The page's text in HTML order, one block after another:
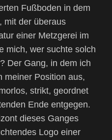
Fußboden in dem
mit der überaus
einer Metzgerei im
mich, wer suchte solch
Der Gang, in dem ich
meiner Position aus,
strikt, geordnet
Ende entgegen.
dieses Ganges
Logo einer